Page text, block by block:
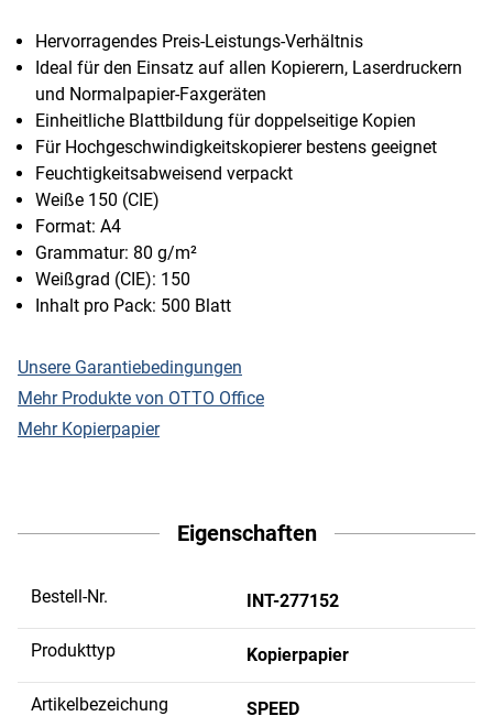
Hervorragendes Preis-Leistungs-Verhältnis
Ideal für den Einsatz auf allen Kopierern, Laserdruckern
und Normalpapier-Faxgeräten
Einheitliche Blattbildung für doppelseitige Kopien
Für Hochgeschwindigkeitskopierer bestens geeignet
Feuchtigkeitsabweisend verpackt
Weiße 150 (CIE)
Format: A4
Grammatur: 80 g/m²
Weißgrad (CIE): 150
Inhalt pro Pack: 500 Blatt
Unsere Garantiebedingungen
Mehr Produkte von OTTO Office
Mehr Kopierpapier
Eigenschaften
Bestell-Nr. INT-277152
Produkttyp Kopierpapier
Artikelbezeichung SPEED